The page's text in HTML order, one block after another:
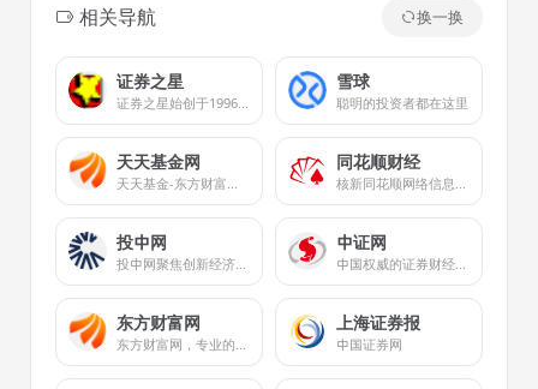
相关导航 换一换
证券之星
证券之星始创于1996年，是中国最早的证券领域门户网站之一，是国内领先的金融信息服务平台。为投资者提供及时、全面、客观、专业的财经资讯和金融信息服务，包括股票、基金、期货、银行、保险、港股、美股、黄金、地产、债券、理财、商业、ESG等。
雪球
聪明的投资者都在这里
天天基金网
天天基金-东方财富旗下专业的基金交易平台。大数据多维度助你选出好基金，申购费率1折起，投资理财轻松上手。提供基金交易、金融资讯、收益查询等全方位服务。
同花顺财经
核新同花顺网络信息股份有限公司（同花顺）成立于1995年，是一家专业的互联网金融数据服务商，为您全方位提供财经资讯及全球金融市场行情，覆盖股票、基金、期货、外汇、债券、银行、黄金等多种面向个人和企业的服务。
投中网
投中网聚焦创新经济，提供创新经济领域的智识和洞见。投中网拥有立体化传播矩阵，十多年行业深耕，为新经济领域核心人群提供深入、独到的智识和创见，在私募股权投资行业和新商业领域均拥有权威影响力。投中网拥有商业深度、商业故事、资本市场、健康、教育、5G、汽车、消费、人工智能、Vtalk、投等舱、创投百科等多个频道和品牌栏目，投中网在投资中国、投资网站、投权投资平台、股权投资网、投资网、投中数据、投资信息、股权信息、创投网站、中国投资、投资行业、投资风险等领域均拥有权威影响力，洞察商业真相，关注商业进化，服务创新经济，推动新商业文明。
中证网
中国权威的证券财经资讯网站
东方财富网
东方财富网，专业的互联网财经媒体，提供7*24小时财经资讯及全球金融市场报价，汇聚全方位的综合财经资讯和金融市场资讯，覆盖股票、财经、证券、金融、美股、港股、行情、基金、债券、期货、外汇、科创板、保险、信托、黄金、理财、商业、银行、博客、股吧、财迷、论坛等财经综合信息
上海证券报
中国证券网